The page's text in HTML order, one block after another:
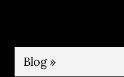
Blog »